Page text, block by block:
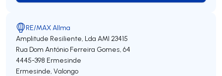
RE/MAX Allma
Amplitude Resiliente, Lda AMI 23415
Rua Dom António Ferreira Gomes, 64
4445-398 Ermesinde
Ermesinde, Valongo